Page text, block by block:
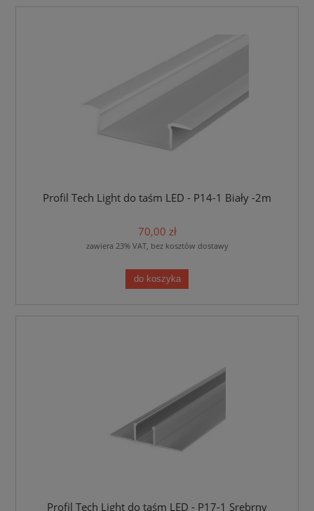
Profil Tech Light do taśm LED - P14-1 Biały -2m
70,00 zł
zawiera 23% VAT, bez kosztów dostawy
do koszyka
Profil Tech Light do taśm LED - P17-1 Srebrny